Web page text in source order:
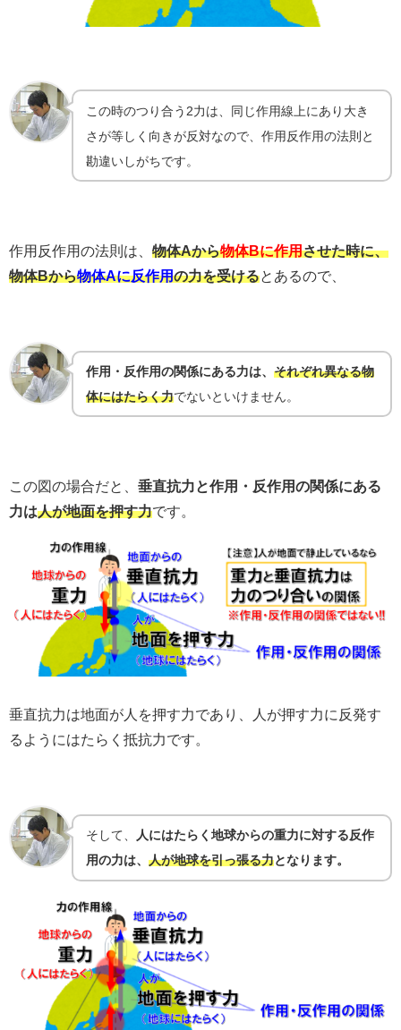
この時のつり合う2力は、同じ作用線上にあり大き
さが等しく向きが反対なので、作用反作用の法則と
勘違いしがちです。
作用反作用の法則は、 物体Aから物体Bに作用させた時に、
物体Bから物体Aに反作用の力を受けるとあるので、
作用・反作用の関係にある力は、それぞれ異なる物
体にはたらく力でないといけません。
この図の場合だと、 垂直抗力と作用・反作用の関係にある
力は人が地面を押す力です。
垂直抗力は地面が人を押す力であり、人が押す力に反発す
るようにはたらく抵抗力です。
そして、
人にはたらく地球からの重力に対する反作
用の力は、人が地球を引っ張る力となります。